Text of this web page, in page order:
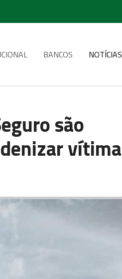
BANCOS NOTÍCIAS
são
vítima